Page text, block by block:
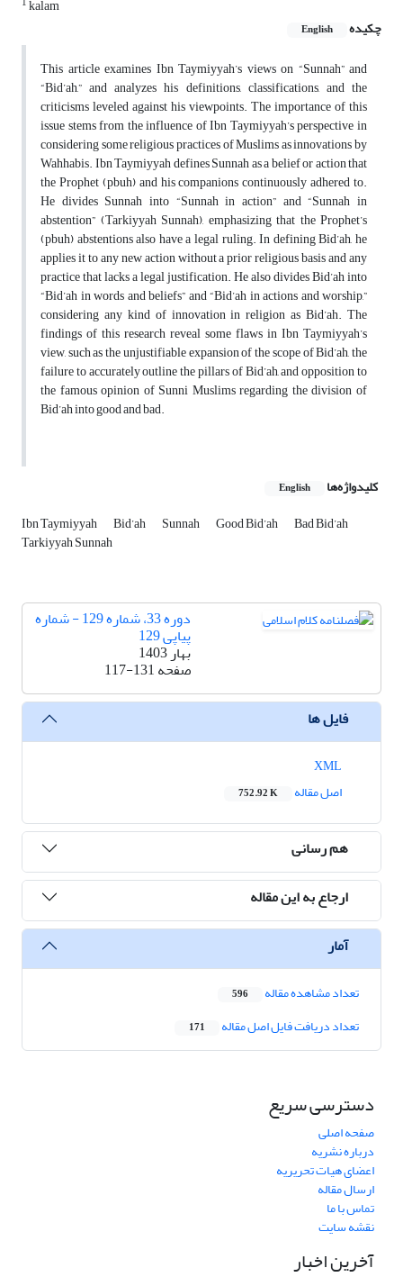
kalam
چکیده
English
This article examines Ibn Taymiyyah’s views on “Sunnah” and
“Bid’ah,” and analyzes his definitions, classifications, and the
criticisms leveled against his viewpoints. The importance of this
issue stems from the influence of Ibn Taymiyyah’s perspective in
considering some religious practices of Muslims as innovations by
Wahhabis. Ibn Taymiyyah defines Sunnah as a belief or action that
the Prophet (pbuh) and his companions continuously adhered to.
He divides Sunnah into “Sunnah in action” and “Sunnah in
abstention” (Tarkiyyah Sunnah), emphasizing that the Prophet’s
(pbuh) abstentions also have a legal ruling. In defining Bid’ah, he
applies it to any new action without a prior religious basis and any
practice that lacks a legal justification. He also divides Bid’ah into
“Bid’ah in words and beliefs” and “Bid’ah in actions and worship,”
considering any kind of innovation in religion as Bid’ah. The
findings of this research reveal some flaws in Ibn Taymiyyah’s
view, such as the unjustifiable expansion of the scope of Bid’ah, the
failure to accurately outline the pillars of Bid’ah, and opposition to
the famous opinion of Sunni Muslims regarding the division of
Bid’ah into good and bad.
کلیدواژه‌ها English
Ibn Taymiyyah Bid’ah Sunnah Good Bid’ah Bad Bid’ah
Tarkiyyah Sunnah
دوره 33، شماره 129 - شماره
پیاپی 129
بهار 1403
صفحه117-131
فایل ها
اصل مقاله
752.92 K
هم رسانی
ارجاع به این مقاله
آمار
تعداد مشاهده مقاله 596
تعداد دریافت فایل اصل مقاله 171
دسترسی سریع
صفحه اصلی
درباره نشریه
اعضای هیات تحریریه
ارسال مقاله
تماس با ما
نقشه سایت
آخرین اخبار